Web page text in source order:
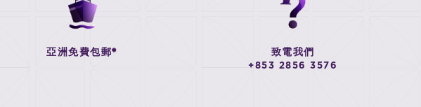
亞洲免費包郵* 致電我們
+853 2856 3576